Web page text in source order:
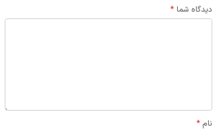
دیدگاه شما *
نام *